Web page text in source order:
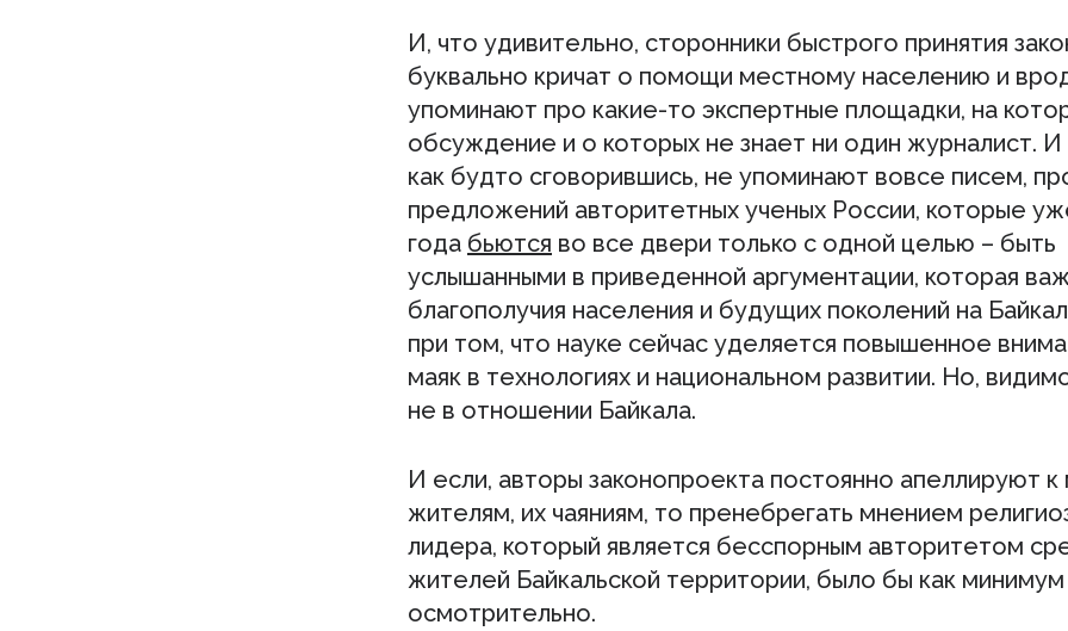
И, что удивительно, сторонники быстрого принятия
буквально кричат о помощи местному населению и
упоминают про какие-то экспертные площадки, на
обсуждение и о которых не знает ни один журналист. И
как будто сговорившись, не упоминают вовсе писем,
предложений авторитетных ученых России, которые
года бьются во все двери только с одной целью – быть
услышанными в приведенной аргументации, которая
благополучия населения и будущих поколений на
при том, что науке сейчас уделяется повышенное
маяк в технологиях и национальном развитии. Но,
не в отношении Байкала.
И если, авторы законопроекта постоянно апеллируют
жителям, их чаяниям, то пренебрегать мнением
лидера, который является бесспорным авторитетом
жителей Байкальской территории, было бы как
осмотрительно.